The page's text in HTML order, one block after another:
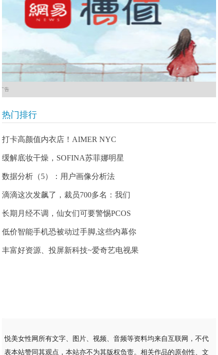
广告
热门排行
打卡高颜值内衣店！AIMER NYC
缓解底妆干燥，SOFINA苏菲娜明星
数据分析（5）：用户画像分析法
滴滴这次发飙了，裁员700多名：我们
长期月经不调，仙女们可要警惕PCOS
低价智能手机恐被动过手脚,这些内幕你
丰富好资源、投屏新科技~爱奇艺电视果
悦美女性网所有文字、图片、视频、音频等资料均来自互联网，不代
表本站赞同其观点，本站亦不为其版权负责。相关作品的原创性、文